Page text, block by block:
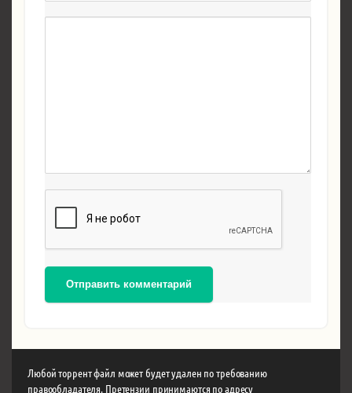
Отправить комментарий
Любой торрент файл может будет удален по требованию
правообладателя. Претензии принимаются по адресу